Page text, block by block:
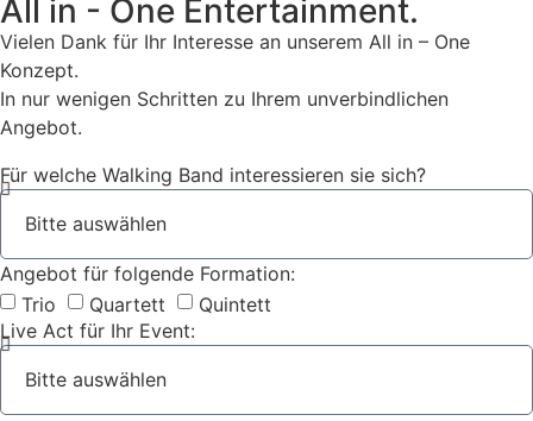
All in - One Entertainment.
Vielen Dank für Ihr Interesse an unserem All in – One
Konzept.
In nur wenigen Schritten zu Ihrem unverbindlichen
Angebot.
Für welche Walking Band interessieren sie sich?
Angebot für folgende Formation:
Trio
Quartett
Quintett
Live Act für Ihr Event: